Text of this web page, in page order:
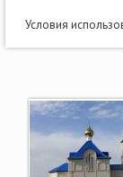
Условия